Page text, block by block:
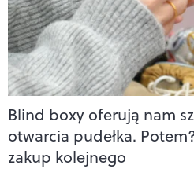
Blind boxy oferują nam
otwarcia pudełka.
zakup kolejnego